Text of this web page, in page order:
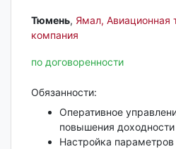
Тюмень‎, Ямал, Авиационная
компания
по договоренности
Обязанности:
Оперативное
повышения
Настройка